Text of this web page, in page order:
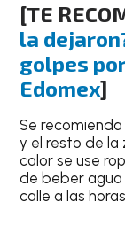
[TE
la
golpes
Edomex]
Se
y el resto de la
calorse use
de beber
calle a las